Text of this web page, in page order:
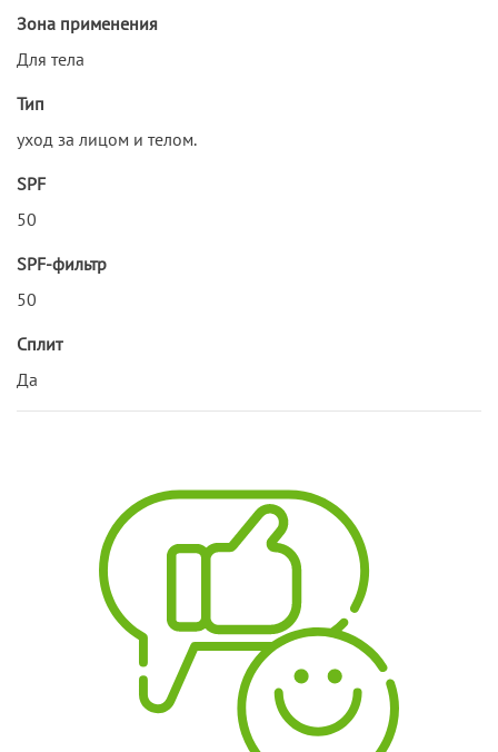
Зона применения
Для тела
Тип
уход за лицом и телом.
SPF
50
SPF-фильтр
50
Сплит
Да